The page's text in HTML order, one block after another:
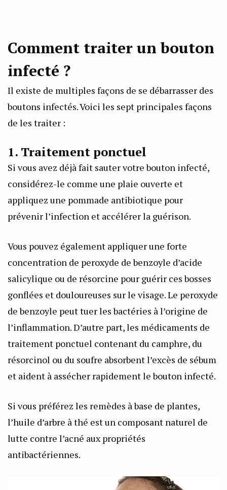
Comment traiter un bouton
infecté ?
Il existe de multiples façons de se débarrasser des
boutons infectés. Voici les sept principales façons
de les traiter :
1. Traitement ponctuel
Si vous avez déjà fait sauter votre bouton infecté,
considérez-le comme une plaie ouverte et
appliquez une pommade antibiotique pour
prévenir l’infection et accélérer la guérison.
Vous pouvez également appliquer une forte
concentration de peroxyde de benzoyle d’acide
salicylique ou de résorcine pour guérir ces bosses
gonflées et douloureuses sur le visage. Le peroxyde
de benzoyle peut tuer les bactéries à l’origine de
l’inflammation. D’autre part, les médicaments de
traitement ponctuel contenant du camphre, du
résorcinol ou du soufre absorbent l’excès de sébum
et aident à assécher rapidement le bouton infecté.
Si vous préférez les remèdes à base de plantes,
l’huile d’arbre à thé est un composant naturel de
lutte contre l’acné aux propriétés
antibactériennes.